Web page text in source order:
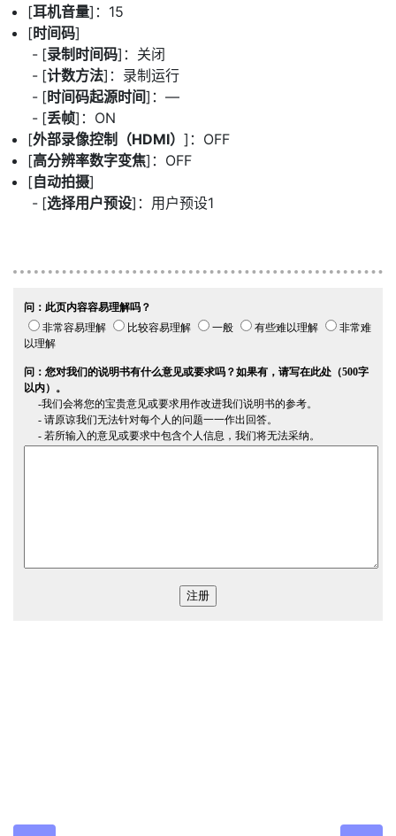
[耳机音量]：15
[时间码]
[录制时间码]：关闭
[计数方法]：录制运行
[时间码起源时间]：—
[丢帧]：ON
[外部录像控制（HDMI） ]：OFF
[高分辨率数字变焦]：OFF
[自动拍摄]
[选择用户预设]：用户预设1